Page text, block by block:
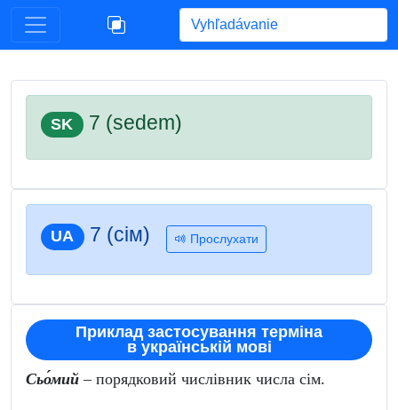
Begin typing for results.
SK 7 (sedem)
UA 7 (сім) Прослухати
Приклад застосування терміна
в українській мові
Сьо́мий – порядковий числівник числа сім.